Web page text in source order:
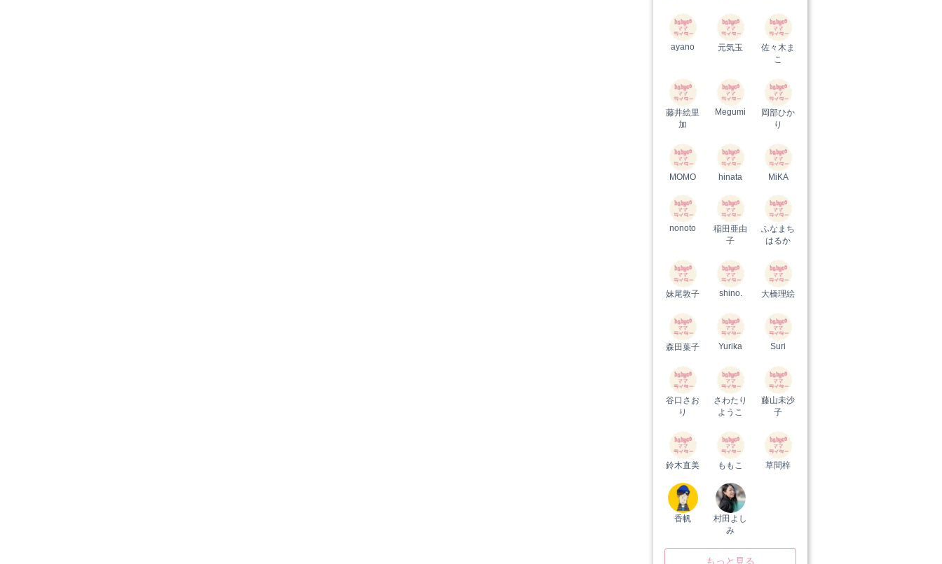
ayano 元気玉
佐々木ま
こ
藤井絵里
加
Megumi
岡部ひか
り
MOMO hinata MiKA
nonoto
稲田亜由
子
ふなまち
はるか
妹尾敦子 shino. 大橋理絵
森田葉子 Yurika Suri
谷口さお
り
さわたり
ようこ
藤山未沙
子
鈴木直美 ももこ 草間梓
香帆
村田よし
み
もっと見る